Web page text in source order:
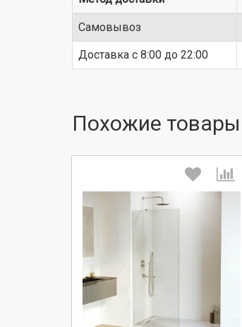
Самовывоз
Доставка c 8:00 до 22:00
Похожие товары
Выберите количество: